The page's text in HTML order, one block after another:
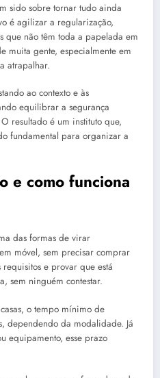
sido sobre tornar tudo ainda
é agilizar a regularização,
não têm toda a papelada em
muita gente, especialmente em
atrapalhar.
ao contexto e às
equilibrar a segurança
resultado é um instituto que,
fundamental para organizar a
e como funciona
das formas de virar
móvel, sem precisar comprar
e provar que está
sem ninguém contestar.
o tempo mínimo de
dependendo da modalidade. Já
equipamento, esse prazo